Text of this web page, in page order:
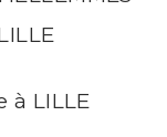
à LILLE